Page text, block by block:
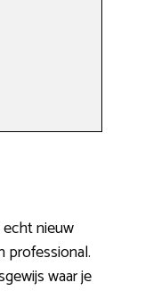
nieuw
professional.
waar je